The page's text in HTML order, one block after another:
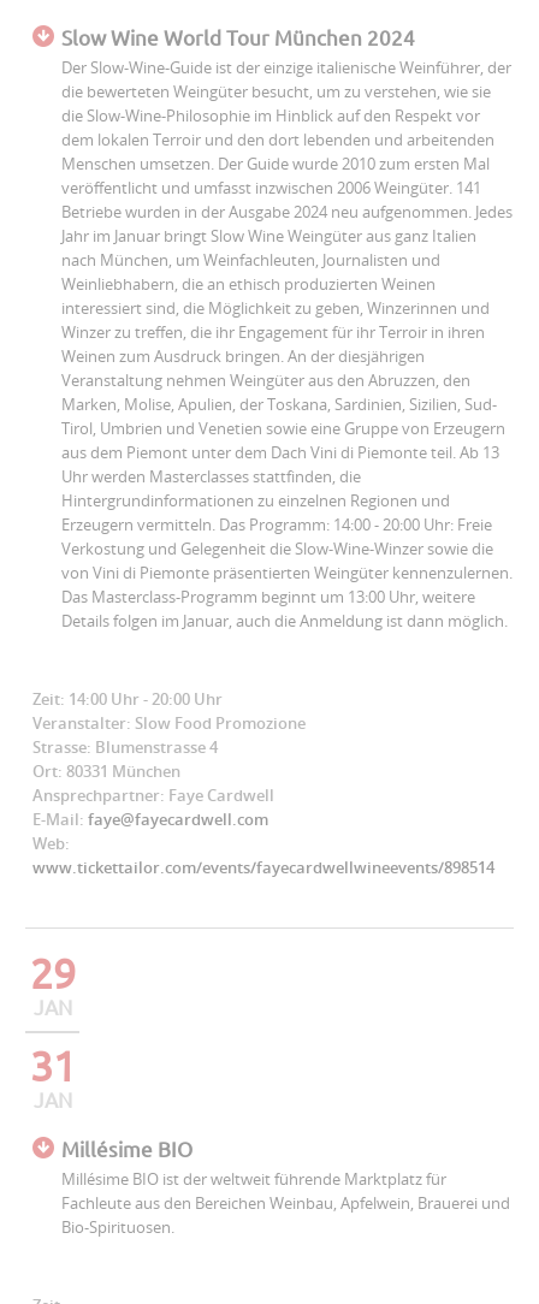
Slow Wine World Tour München 2024
Der Slow-Wine-Guide ist der einzige italienische Weinführer, der
die bewerteten Weingüter besucht, um zu verstehen, wie sie
die Slow-Wine-Philosophie im Hinblick auf den Respekt vor
dem lokalen Terroir und den dort lebenden und arbeitenden
Menschen umsetzen. Der Guide wurde 2010 zum ersten Mal
veröffentlicht und umfasst inzwischen 2006 Weingüter. 141
Betriebe wurden in der Ausgabe 2024 neu aufgenommen. Jedes
Jahr im Januar bringt Slow Wine Weingüter aus ganz Italien
nach München, um Weinfachleuten, Journalisten und
Weinliebhabern, die an ethisch produzierten Weinen
interessiert sind, die Möglichkeit zu geben, Winzerinnen und
Winzer zu treffen, die ihr Engagement für ihr Terroir in ihren
Weinen zum Ausdruck bringen. An der diesjährigen
Veranstaltung nehmen Weingüter aus den Abruzzen, den
Marken, Molise, Apulien, der Toskana, Sardinien, Sizilien, Sud-
Tirol, Umbrien und Venetien sowie eine Gruppe von Erzeugern
aus dem Piemont unter dem Dach Vini di Piemonte teil. Ab 13
Uhr werden Masterclasses stattfinden, die
Hintergrundinformationen zu einzelnen Regionen und
Erzeugern vermitteln. Das Programm: 14:00 - 20:00 Uhr: Freie
Verkostung und Gelegenheit die Slow-Wine-Winzer sowie die
von Vini di Piemonte präsentierten Weingüter kennenzulernen.
Das Masterclass-Programm beginnt um 13:00 Uhr, weitere
Details folgen im Januar, auch die Anmeldung ist dann möglich.
Zeit: 14:00 Uhr - 20:00 Uhr
Veranstalter: Slow Food Promozione
Strasse: Blumenstrasse 4
Ort: 80331 München
Ansprechpartner: Faye Cardwell
E-Mail: faye@fayecardwell.com
Web:
www.tickettailor.com/events/fayecardwellwineevents/898514
29
JAN
31
JAN
Millésime BIO
Millésime BIO ist der weltweit führende Marktplatz für
Fachleute aus den Bereichen Weinbau, Apfelwein, Brauerei und
Bio-Spirituosen.